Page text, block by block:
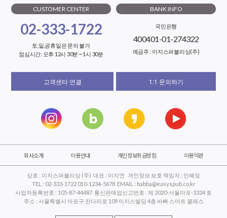
CUSTOMER CENTER
02-333-1722
토,일,공휴일은 문의 불가
점심시간: 오후 12시 30분 ~ 1시 30분
BANK INFO
국민은행
400401-01-274322
예금주 : 이지스퍼블리싱(주)
고객센터 연결 1:1 문의하기
회사소개 이용안내 개인정보취급방침 이용약관
상호 : 이지스퍼블리싱 (주) 대표 : 이지연 개인정보 보호 책임자 : 민혜정
TEL : 02-333-1722 010-1234-5678 EMAIL : babba@easyspub.co.kr
사업자등록번호 : 105-87-44487 통신판매업신고번호 : 제 2020-서울마포-3324 호
주소 : 서울특별시 마포구 잔다리로 109 이지스빌딩 4층 바빠 스마트 클래스